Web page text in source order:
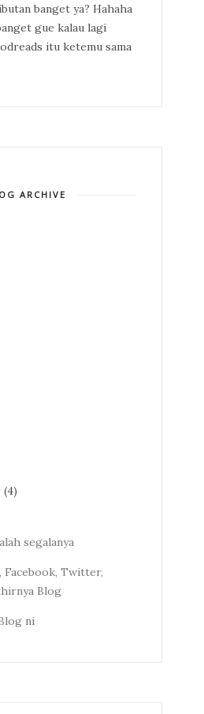
banget ya? Hahaha
gue kalau lagi
itu ketemu sama
ARCHIVE
(4)
segalanya
Facebook, Twitter,
Blog
ni